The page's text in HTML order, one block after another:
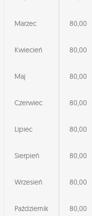
Marzec 80,00
Kwiecień 80,00
Maj 80,00
Czerwiec 80,00
Lipiec 80,00
Sierpień 80,00
Wrzesień 80,00
Październik 80,00